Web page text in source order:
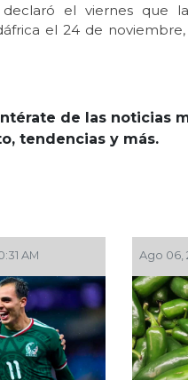
el viernes que
el 24 de
de las noticias
tendencias y más.
11:19 AM Ago 05,